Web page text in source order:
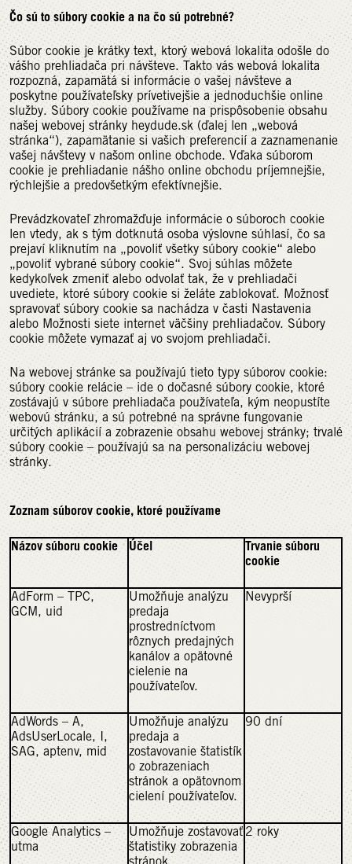
Čo sú to súbory cookie a na čo sú potrebné?
Súbor cookie je krátky text, ktorý webová lokalita odošle do
vášho prehliadača pri návšteve. Takto vás webová lokalita
rozpozná, zapamätá si informácie o vašej návšteve a
poskytne používateľsky prívetivejšie a jednoduchšie online
služby. Súbory cookie používame na prispôsobenie obsahu
našej webovej stránky heydude.sk (ďalej len „webová
stránka“), zapamätanie si vašich preferencií a zaznamenanie
vašej návštevy v našom online obchode. Vďaka súborom
cookie je prehliadanie nášho online obchodu príjemnejšie,
rýchlejšie a predovšetkým efektívnejšie.
Prevádzkovateľ zhromažďuje informácie o súboroch cookie
len vtedy, ak s tým dotknutá osoba výslovne súhlasí, čo sa
prejaví kliknutím na „povoliť všetky súbory cookie“ alebo
„povoliť vybrané súbory cookie“. Svoj súhlas môžete
kedykoľvek zmeniť alebo odvolať tak, že v prehliadači
uvediete, ktoré súbory cookie si želáte zablokovať. Možnosť
spravovať súbory cookie sa nachádza v časti Nastavenia
alebo Možnosti siete internet väčšiny prehliadačov. Súbory
cookie môžete vymazať aj vo svojom prehliadači.
Na webovej stránke sa používajú tieto typy súborov cookie:
súbory cookie relácie – ide o dočasné súbory cookie, ktoré
zostávajú v súbore prehliadača používateľa, kým neopustíte
webovú stránku, a sú potrebné na správne fungovanie
určitých aplikácií a zobrazenie obsahu webovej stránky; trvalé
súbory cookie – používajú sa na personalizáciu webovej
stránky.
Zoznam súborov cookie, ktoré používame
Názov súboru cookie Účel
Trvanie súboru
cookie
AdForm – TPC,
GCM, uid
Umožňuje analýzu
predaja
prostredníctvom
rôznych predajných
kanálov a opätovné
cielenie na
používateľov.
Nevyprší
AdWords – A,
AdsUserLocale, I,
SAG, aptenv, mid
Umožňuje analýzu
predaja a
zostavovanie štatistík
o zobrazeniach
stránok a opätovnom
cielení používateľov.
90 dní
Google Analytics –
utma
Umožňuje zostavovať
štatistiky zobrazenia
2 roky